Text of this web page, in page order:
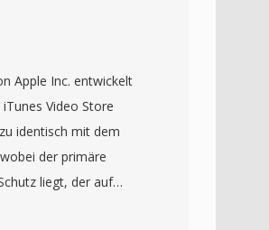
Extraktionen bis hin
typischerweise
bei Bitraten um 1,5
höhere
Stream-
Speichermedium
für den
Apple Inc. entwickelt
Video Store
identisch mit dem
der primäre
liegt, der auf
wird.